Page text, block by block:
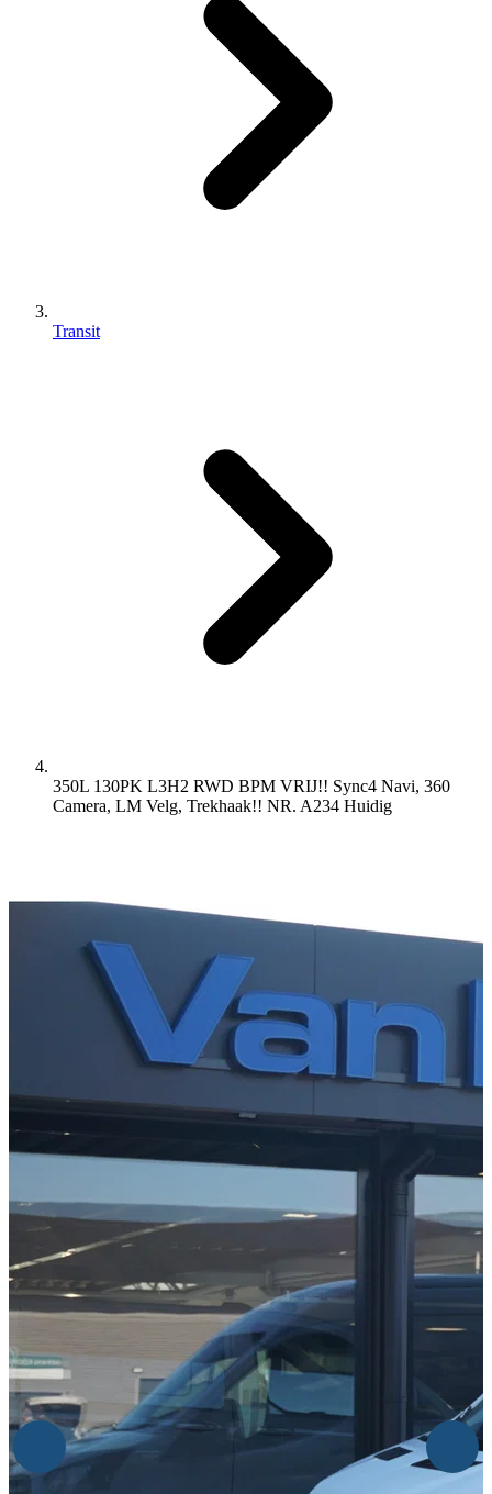
Transit
350L 130PK L3H2 RWD BPM VRIJ!! Sync4 Navi, 360
Camera, LM Velg, Trekhaak!! NR. A234 Huidig